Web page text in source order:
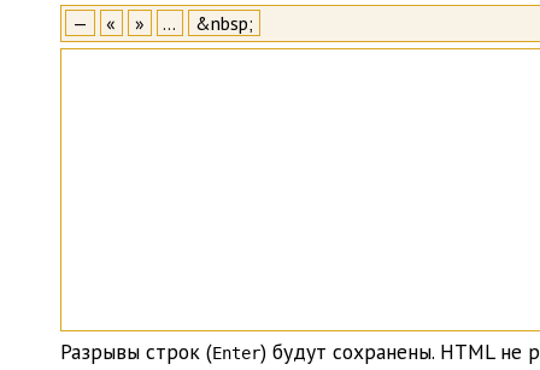
— « » … &nbsp;
Разрывы строк (Enter) будут сохранены. HTML не